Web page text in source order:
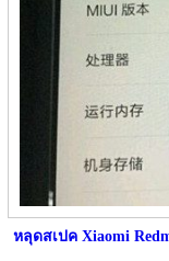
หลุดสเปค Xiaomi